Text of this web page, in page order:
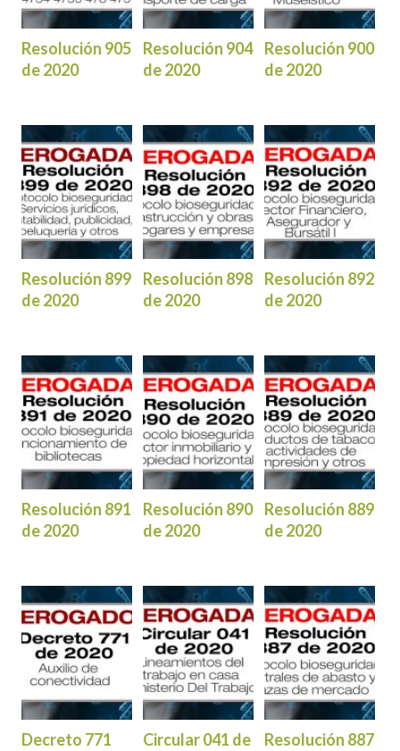
Resolución 905
de 2020
Resolución 904
de 2020
Resolución 900
de 2020
Resolución 899
de 2020
Resolución 898
de 2020
Resolución 892
de 2020
Resolución 891
de 2020
Resolución 890
de 2020
Resolución 889
de 2020
Decreto 771
Circular 041 de
Resolución 887